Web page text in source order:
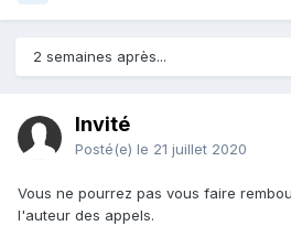
2 semaines après...
Invité
Posté(e) le 21 juillet 2020
Vous ne pourrez pas vous faire
l'auteur des appels.